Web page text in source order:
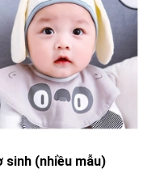
sinh (nhiều mẫu)